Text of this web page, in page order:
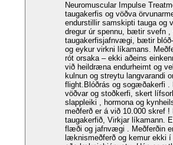
Neuromuscular Impulse
taugakerfis og vöðva
endurstillir samskipti tauga og
dregur úr spennu, bætir svefn ,
taugakerfisjafnvægi, bætir
og eykur virkni líkamans.
rót orsaka – ekki aðeins
við heildræna endurheimt og
kulnun og streytu langvarandi
flight.Blóðrás og sogæðakerfi .
vöðvar og stoðkerfi, skert
slappleiki , hormona og
meðferð er á við 10.000 skref ! Endurstillir
taugakerfið, Virkjar líkamann.
flæði og jafnvægi . Meðferðin er ekki
læknismeðferð og kemur ekki í